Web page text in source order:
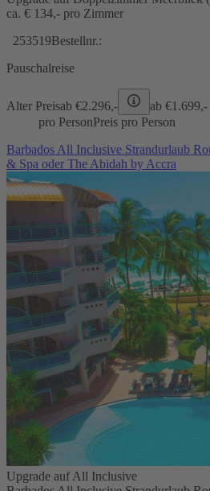
ca. € 134,- pro Zimmer
253519Bestellnr.:
Pauschalreise
Alter Preisab €2.296,- ab €1.699,-
pro PersonPreis pro Person
Barbados All Inclusive Strandurlaub
& Spa oder The Abidah by Accra
Upgrade auf All Inclusive